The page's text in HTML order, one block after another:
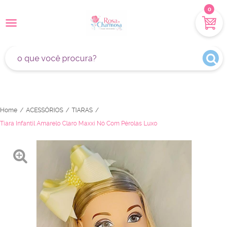
0
Home ACESSÓRIOS
TIARAS
Tiara Infantil Amarelo Claro Maxxi Nó Com Pérolas Luxo